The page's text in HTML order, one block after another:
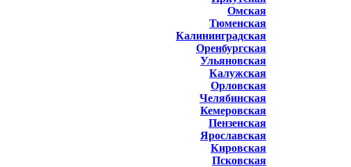
Омская
Тюменская
Калининградская
Оренбургская
Ульяновская
Калужская
Орловская
Челябинская
Кемеровская
Пензенская
Ярославская
Кировская
Псковская